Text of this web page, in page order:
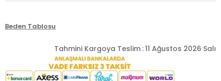
Beden Tablosu
Tahmini Kargoya Teslim :11 Ağustos 2026 Salı